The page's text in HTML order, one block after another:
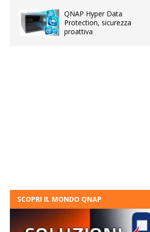
QNAP Hyper Data
Protection, sicurezza
proattiva
SCOPRI IL MONDO QNAP